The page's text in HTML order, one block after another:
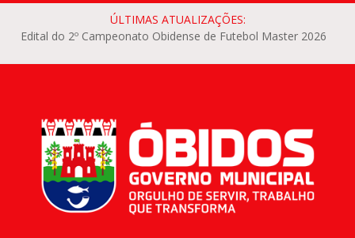
ÚLTIMAS ATUALIZAÇÕES:
Edital do 2º Campeonato Obidense de Futebol Master 2026